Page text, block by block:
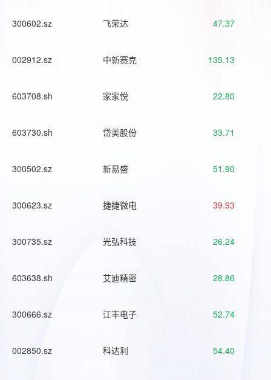
300602.sz 飞荣达 47.37
002912.sz 中新赛克 135.13
603708.sh 家家悦 22.80
603730.sh 岱美股份 33.71
300502.sz 新易盛 51.90
300623.sz 捷捷微电 39.93
300735.sz 光弘科技 26.24
603638.sh 艾迪精密 28.86
300666.sz 江丰电子 52.74
002850.sz 科达利 54.40